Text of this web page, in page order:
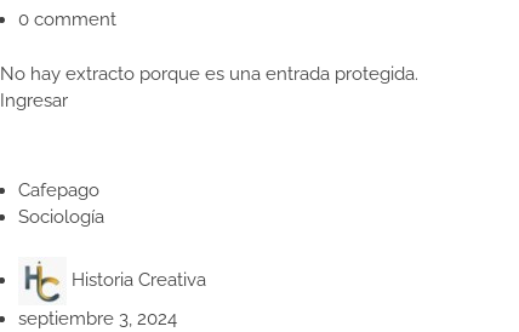
0 comment
No hay extracto porque es una entrada protegida.
Ingresar
Cafepago
Sociología
Historia Creativa
septiembre 3, 2024